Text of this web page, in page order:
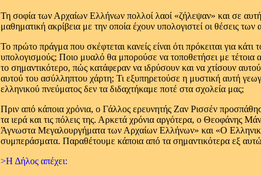
Τη σοφία των Αρχαίων Ελλήνων πολλοί λαοί «ζήλεψαν» και σε αυτή
μαθηματική ακρίβεια με την οποία έχουν υπολογιστεί οι θέσεις
Το πρώτο πράγμα που σκέφτεται κανείς είναι ότι πρόκειται για
υπολογισμούς; Ποιο μυαλό θα μπορούσε να τοποθετήσει με
το σημαντικότερο, πώς κατάφεραν να ιδρύσουν και να χτίσουν
αυτού του ασύλληπτου χάρτη; Τι εξυπηρετούσε η μυστική αυτή
ελληνικού πνεύματος δεν τα διδαχτήκαμε ποτέ στα σχολεία μας;
Πριν από κάποια χρόνια, ο Γάλλος ερευνητής Ζαν Ρισσέν
τα ιερά και τις πόλεις της. Αρκετά χρόνια αργότερα, ο Θεοφάνης
Άγνωστα Μεγαλουργήματα των Αρχαίων Ελλήνων» και «Ο
συμπεράσματα. Παραθέτουμε κάποια από τα σημαντικότερα εξ
>Η Δήλος απέχει: